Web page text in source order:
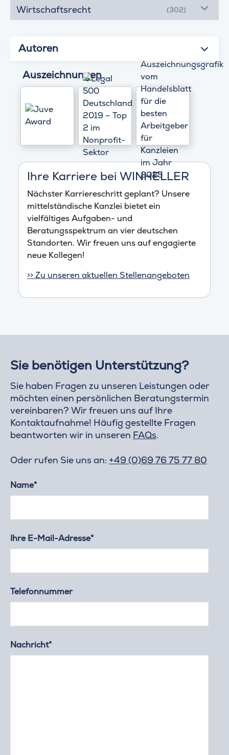
Wirtschaftsrecht (302)
Autoren
Auszeichnungen
Ihre Karriere bei WINHELLER
Nächster Karriereschritt geplant? Unsere
mittelständische Kanzlei bietet ein
vielfältiges Aufgaben- und
Beratungsspektrum an vier deutschen
Standorten. Wir freuen uns auf engagierte
neue Kollegen!
>> Zu unseren aktuellen Stellenangeboten
Sie benötigen Unterstützung?
Sie haben Fragen zu unseren Leistungen oder
möchten einen persönlichen Beratungstermin
vereinbaren? Wir freuen uns auf Ihre
Kontaktaufnahme! Häufig gestellte Fragen
beantworten wir in unseren FAQs.
Oder rufen Sie uns an: +49 (0)69 76 75 77 80
Name*
Ihre E-Mail-Adresse*
Telefonnummer
Nachricht*